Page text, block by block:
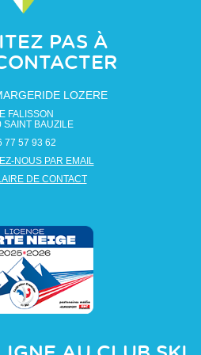
PAS À
LOZERE
FALISSON
SAINT BAUZILE
77 57 93 62
NOUS PAR EMAIL
DE CONTACT